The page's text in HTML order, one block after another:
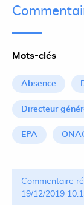
Mots-clés
Absence
Directeur
EPA
Commentaire
19/12/2019